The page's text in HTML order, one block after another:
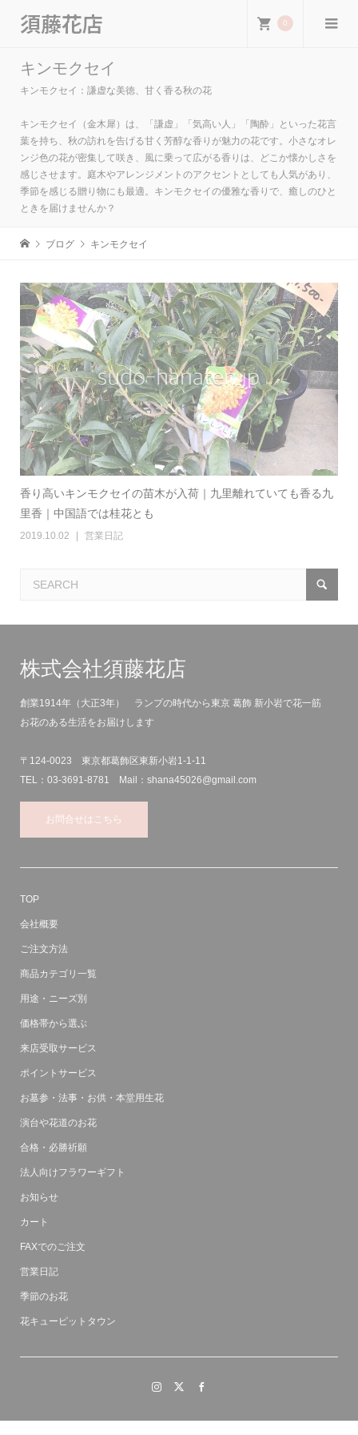
須藤花店 0
キンモクセイ
キンモクセイ：謙虚な美徳、甘く香る秋の花
キンモクセイ（金木犀）は、「謙虚」「気高い人」「陶酔」といった花言
葉を持ち、秋の訪れを告げる甘く芳醇な香りが魅力の花です。小さなオレ
ンジ色の花が密集して咲き、風に乗って広がる香りは、どこか懐かしさを
感じさせます。庭木やアレンジメントのアクセントとしても人気があり、
季節を感じる贈り物にも最適。キンモクセイの優雅な香りで、癒しのひと
ときを届けませんか？
ブログ キンモクセイ
香り高いキンモクセイの苗木が入荷｜九里離れていても香る九
里香｜中国語では桂花とも
2019.10.02 営業日記
株式会社須藤花店
創業1914年（大正3年） ランプの時代から東京 葛飾 新小岩で花一筋
お花のある生活をお届けします
〒124-0023 東京都葛飾区東新小岩1-1-11
TEL：03-3691-8781 Mail：shana45026@gmail.com
お問合せはこちら
TOP
会社概要
ご注文方法
商品カテゴリ一覧
用途・ニーズ別
価格帯から選ぶ
来店受取サービス
ポイントサービス
お墓参・法事・お供・本堂用生花
演台や花道のお花
合格・必勝祈願
法人向けフラワーギフト
お知らせ
カート
FAXでのご注文
営業日記
季節のお花
花キューピットタウン